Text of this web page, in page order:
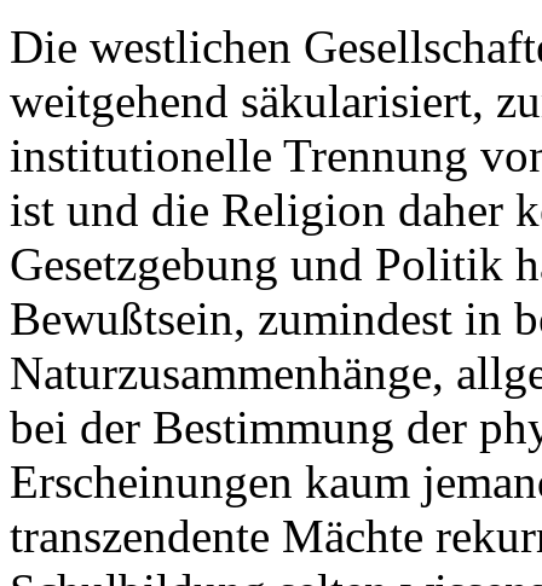
Die westlichen
weitgehend säkularisiert,
institutionelle Trennung
ist und die Religion daher
Gesetzgebung und Politik
Bewußtsein, zumindest in
Naturzusammenhänge,
bei der Bestimmung der
Erscheinungen kaum
transzendente Mächte